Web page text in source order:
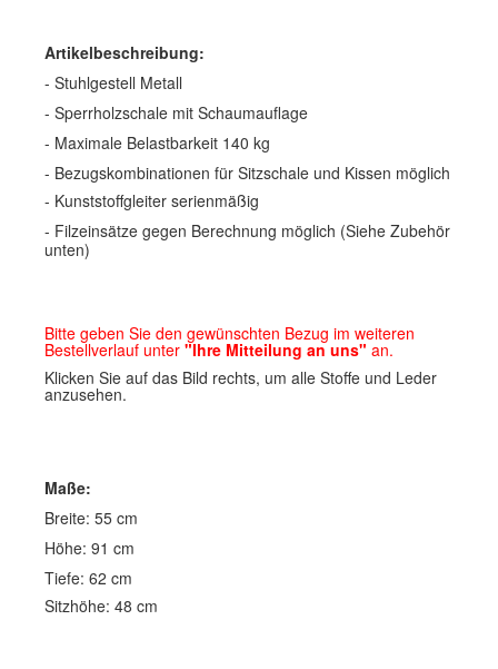
Artikelbeschreibung:
- Stuhlgestell Metall
- Sperrholzschale mit Schaumauflage
- Maximale Belastbarkeit 140 kg
- Bezugskombinationen für Sitzschale und Kissen möglich
- Kunststoffgleiter serienmäßig
- Filzeinsätze gegen Berechnung möglich (Siehe Zubehör
unten)
Bitte geben Sie den gewünschten Bezug im weiteren
Bestellverlauf unter "Ihre Mitteilung an uns" an.
Klicken Sie auf das Bild rechts, um alle Stoffe und Leder
anzusehen.
Maße:
Breite: 55 cm
Höhe: 91 cm
Tiefe: 62 cm
Sitzhöhe: 48 cm